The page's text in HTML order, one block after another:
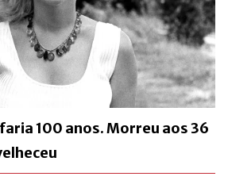
100 anos. Morreu aos 36